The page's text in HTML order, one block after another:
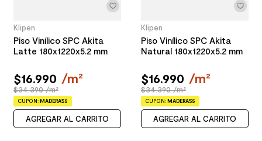
Klipen
Piso Vinílico SPC Akita
Latte 180x1220x5.2 mm
$16.990 /m²
$34.390 /m²
CUPÓN:MADERAS5
AGREGAR AL CARRITO
Klipen
Piso Vinílico SPC Akita
Natural 180x1220x5.2 mm
$16.990 /m²
$34.390 /m²
CUPÓN:MADERAS5
AGREGAR AL CARRITO